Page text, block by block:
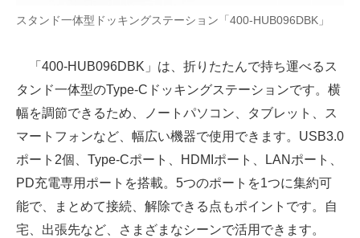
スタンド一体型ドッキングステーション「400-HUB096DBK」
「400-HUB096DBK」は、折りたたんで持ち運べるス
タンド一体型のType-Cドッキングステーションです。横
幅を調節できるため、ノートパソコン、タブレット、ス
マートフォンなど、幅広い機器で使用できます。USB3.0
ポート2個、Type-Cポート、HDMIポート、LANポート、
PD充電専用ポートを搭載。5つのポートを1つに集約可
能で、まとめて接続、解除できる点もポイントです。自
宅、出張先など、さまざまなシーンで活用できます。